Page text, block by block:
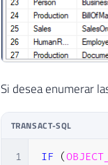
Si desea enumerar
TRANSACT-SQL
1
IF (